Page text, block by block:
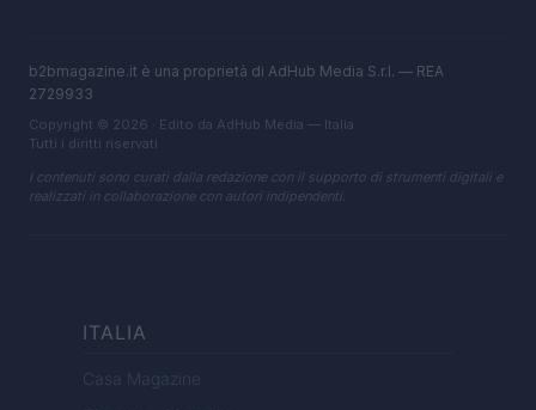
b2bmagazine.it è una proprietà di AdHub Media S.r.l. — REA
2729933
Copyright © 2026 · Edito da AdHub Media — Italia
Tutti i diritti riservati
I contenuti sono curati dalla redazione con il supporto di strumenti digitali e
realizzati in collaborazione con autori indipendenti.
ITALIA
Casa Magazine